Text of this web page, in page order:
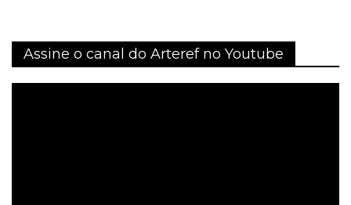
Assine o canal do Arteref no Youtube